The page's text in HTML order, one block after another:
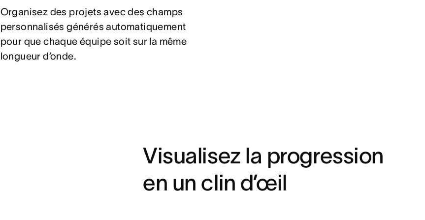
Organisez des projets avec des champs
personnalisés générés automatiquement
pour que chaque équipe soit sur la même
longueur d’onde.
Visualisez la progression
en un clin d’œil